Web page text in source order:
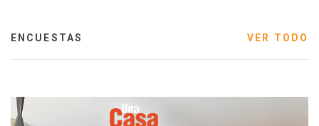
ENCUESTAS VER TODO